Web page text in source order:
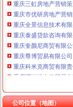
重庆市优研房地产营
重庆全景信息技术有限
重庆泰盛贷款咨询有限
重庆奎颜尼商贸有限公
重庆尊博贸易有限公司
重庆科米克商贸有限责
重庆瑾崇进出口贸易有
重庆斯帕索商贸有限
重庆德谋生产力促进
成都国科海博信息技
公司位置（地图）